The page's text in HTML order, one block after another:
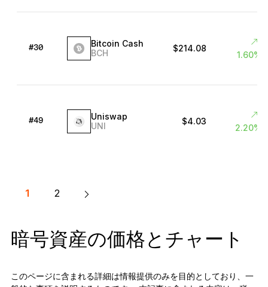
#30
Bitcoin Cash
BCH
$214.08
1.60%
#49
Uniswap
UNI
$4.03
2.20%
1 2
暗号資産の価格とチャート
このページに含まれる詳細は情報提供のみを目的としており、一